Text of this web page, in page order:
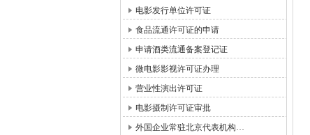
电影发行单位许可证
食品流通许可证的申请
申请酒类流通备案登记证
微电影影视许可证办理
营业性演出许可证
电影摄制许可证审批
外国企业常驻北京代表机构…